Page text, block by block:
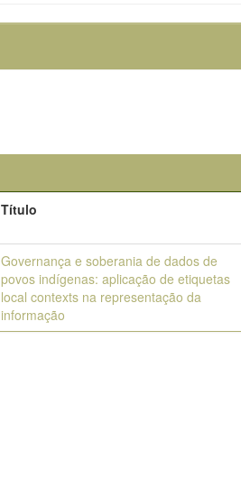
Título
Governança e soberania de dados de
povos indígenas: aplicação de etiquetas
local contexts na representação da
informação